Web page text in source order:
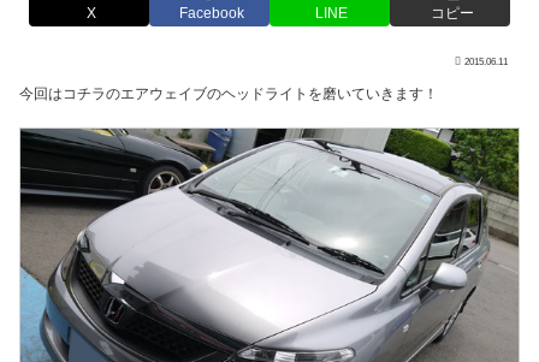
X Facebook LINE コピー
2015.06.11
今回はコチラのエアウェイブのヘッドライトを磨いていきます！